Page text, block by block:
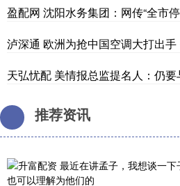
盈配网 沈阳水务集团：网传“全市
泸深通 欧洲为抢中国空调大打出
天弘忧配 美情报总监提名人：仍
推荐资讯